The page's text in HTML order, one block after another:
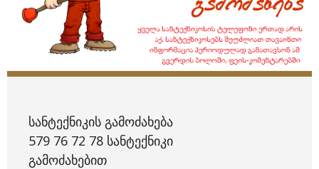
ᲡᲐᲜᲢᲔᲥᲜᲘᲙᲘᲡ ᲒᲐᲛᲝᲫᲐᲮᲔᲑᲐ
579 76 72 78 ᲡᲐᲜᲢᲔᲥᲜᲘᲙᲘ
ᲒᲐᲛᲝᲫᲐᲮᲔᲑᲘᲗ